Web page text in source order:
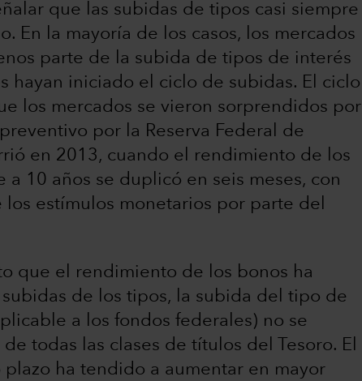
que las subidas de tipos casi siempre
En la mayoría de los casos, los mercados
parte de la subida de tipos de interés
hayan iniciado el ciclo de subidas. El ciclo
los mercados se vieron sorprendidos por
por la Reserva Federal de
en 2013, cuando el rendimiento de los
10 años se duplicó en seis meses, con
estímulos monetarios por parte del
que el rendimiento de los bonos ha
de los tipos, la subida del tipo de
a los fondos federales) no se
todas las clases de títulos del Tesoro. El
ha tendido a aumentar en mayor